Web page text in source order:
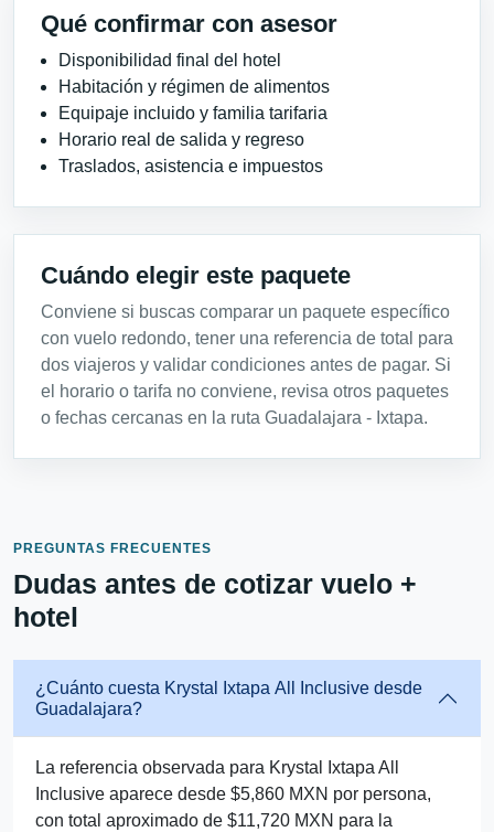
Qué confirmar con asesor
Disponibilidad final del hotel
Habitación y régimen de alimentos
Equipaje incluido y familia tarifaria
Horario real de salida y regreso
Traslados, asistencia e impuestos
Cuándo elegir este paquete
Conviene si buscas comparar un paquete específico
con vuelo redondo, tener una referencia de total para
dos viajeros y validar condiciones antes de pagar. Si
el horario o tarifa no conviene, revisa otros paquetes
o fechas cercanas en la ruta Guadalajara - Ixtapa.
PREGUNTAS FRECUENTES
Dudas antes de cotizar vuelo +
hotel
¿Cuánto cuesta Krystal Ixtapa All Inclusive desde
Guadalajara?
La referencia observada para Krystal Ixtapa All
Inclusive aparece desde $5,860 MXN por persona,
con total aproximado de $11,720 MXN para la